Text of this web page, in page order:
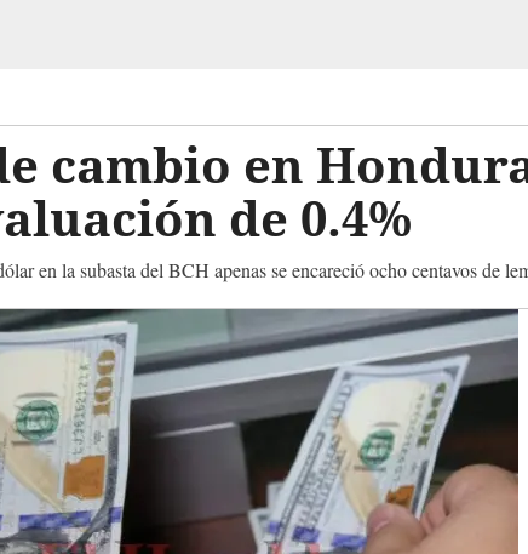
cambio en
de 0.4%
en la subasta del BCH apenas se encareció ocho centavos de